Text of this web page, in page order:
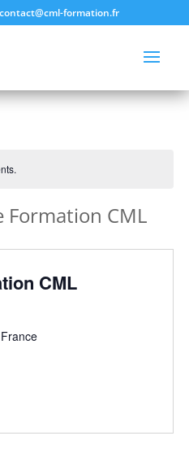
contact@cml-formation.fr
Formation CML
CML
France